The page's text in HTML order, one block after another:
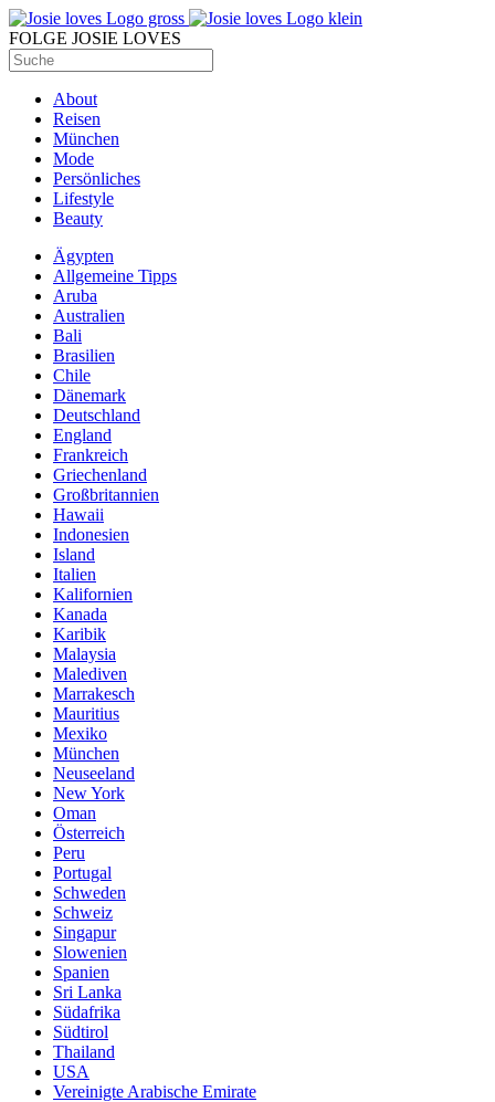
FOLGE JOSIE LOVES
About
Reisen
München
Mode
Persönliches
Lifestyle
Beauty
Ägypten
Allgemeine Tipps
Aruba
Australien
Bali
Brasilien
Chile
Dänemark
Deutschland
England
Frankreich
Griechenland
Großbritannien
Hawaii
Indonesien
Island
Italien
Kalifornien
Kanada
Karibik
Malaysia
Malediven
Marrakesch
Mauritius
Mexiko
München
Neuseeland
New York
Oman
Österreich
Peru
Portugal
Schweden
Schweiz
Singapur
Slowenien
Spanien
Sri Lanka
Südafrika
Südtirol
Thailand
USA
Vereinigte Arabische Emirate